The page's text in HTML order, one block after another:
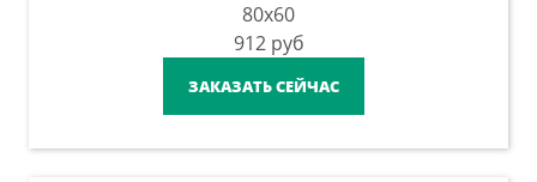
80x60
912 руб
ЗАКАЗАТЬ СЕЙЧАС